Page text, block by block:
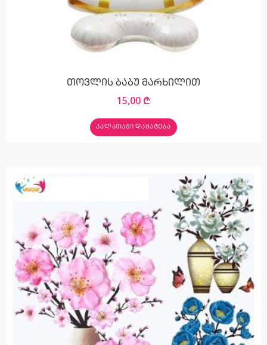
თოვლის ბაბუ მარხილით
15,00 ₾
ᲙᲐᲚᲐᲗᲐᲨᲘ ᲓᲐᲛᲐᲢᲔᲑᲐ